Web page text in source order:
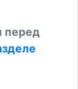
перед